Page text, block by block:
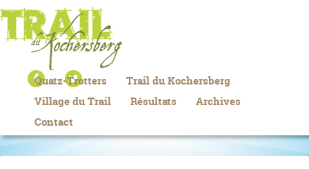
Quatz-Trotters
Trail du Kochersberg
Village du Trail
Résultats
Archives
Contact